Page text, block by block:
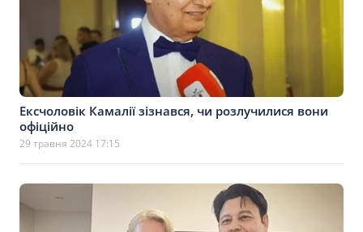
Ексчоловік Камалії зізнався, чи розлучилися вони
офіційно
29 травня 2024 17:15